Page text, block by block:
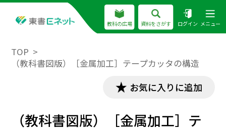
教科の広場 資料をさがす ログイン メニュー
TOP
（教科書図版）［金属加工］テープカッタの構造
お気に入りに追加
（教科書図版）［金属加工］テ